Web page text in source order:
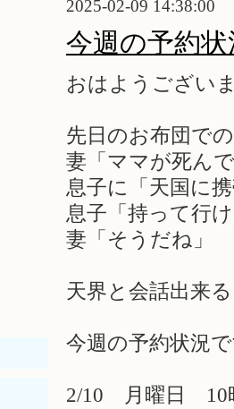
2025-02-09 14:38:00
今週の予約
おはようござい
先日のお布団で
妻「ママが死ん
息子に「天国に
息子「持って行
妻「そうだね」
天界と会話出来
今週の予約状況
2/10 月曜日 10